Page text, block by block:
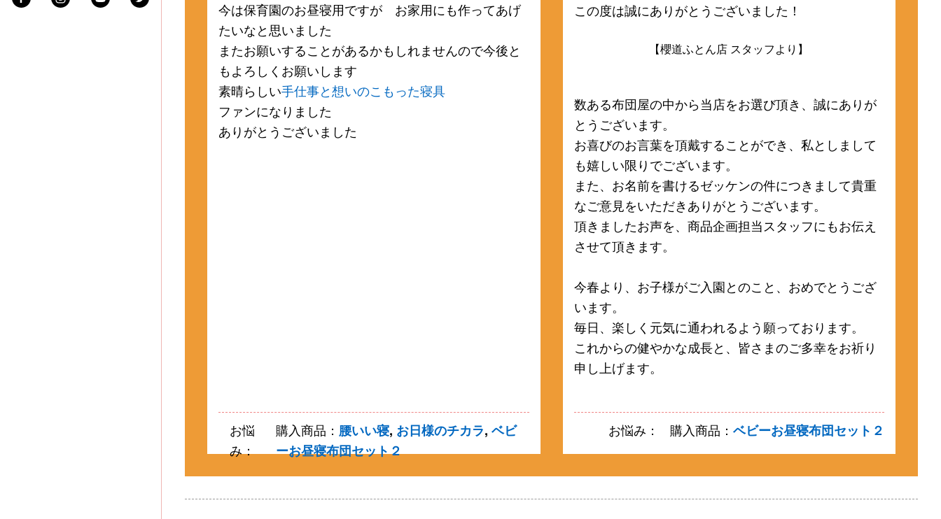
今は保育園のお昼寝用ですが お家用にも作ってあげ
たいなと思いました
またお願いすることがあるかもしれませんので今後と
もよろしくお願いします
素晴らしい手仕事と想いのこもった寝具
ファンになりました
ありがとうございました
お悩
み：
購入商品： 腰いい寝, お日様のチカラ,ベビ
ーお昼寝布団セット２
この度は誠にありがとうございました！
【櫻道ふとん店 スタッフより】
数ある布団屋の中から当店をお選び頂き、誠にありが
とうございます。
お喜びのお言葉を頂戴することができ、私としまして
も嬉しい限りでございます。
また、お名前を書けるゼッケンの件につきまして貴重
なご意見をいただきありがとうございます。
頂きましたお声を、商品企画担当スタッフにもお伝え
させて頂きます。
今春より、お子様がご入園とのこと、おめでとうござ
います。
毎日、楽しく元気に通われるよう願っております。
これからの健やかな成長と、皆さまのご多幸をお祈り
申し上げます。
お悩み： 購入商品： ベビーお昼寝布団セット２